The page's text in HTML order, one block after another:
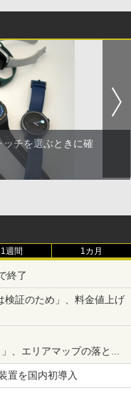
チを選ぶときに確
1週間 1カ月
終了
検証のため」、料金値上げ
、エリアマップの落とし
置を国内初導入